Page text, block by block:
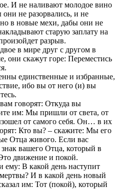
И не наливают молодое вино
не разорвались, и не
в новые мехи, дабы они не
старую заплату на
разрыв.
в мире друг с другом в
они скажут горе: Переместись
единственные и избранные,
ибо вы от него (и) вы
говорят: Откуда вы
им: Мы пришли от света, от
от самого себя. Он… в их
Кто вы? – скажите: Мы его
Отца живого. Если вас
вашего Отца, который в
движение и покой.
ему: В какой день наступит
И в какой день новый
им: Тот (покой), который